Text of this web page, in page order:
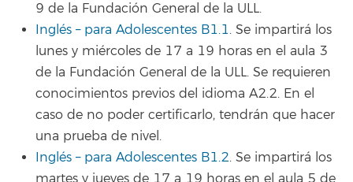
9 de la Fundación General de la ULL.
Inglés – para Adolescentes B1.1. Se impartirá los
lunes y miércoles de 17 a 19 horas en el aula 3
de la Fundación General de la ULL. Se requieren
conocimientos previos del idioma A2.2. En el
caso de no poder certificarlo, tendrán que hacer
una prueba de nivel.
Inglés – para Adolescentes B1.2. Se impartirá los